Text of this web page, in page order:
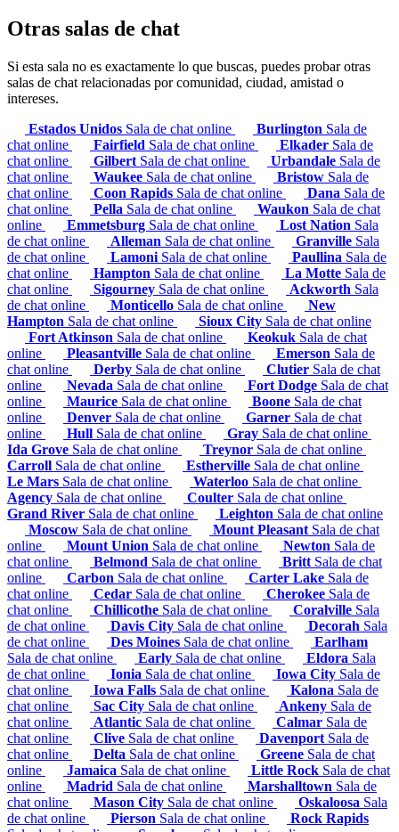
Otras salas de chat
Si esta sala no es exactamente lo que buscas, puedes probar otras
salas de chat relacionadas por comunidad, ciudad, amistad o
intereses.
Estados Unidos Sala de chat online Burlington Sala de
chat online
Fairfield Sala de chat online Elkader Sala de
chat online
Gilbert Sala de chat online Urbandale Sala de
chat online
Waukee Sala de chat online Bristow Sala de
chat online
Coon Rapids Sala de chat online Dana Sala de
chat online
Pella Sala de chat online Waukon Sala de chat
online
Emmetsburg Sala de chat online Lost Nation Sala
de chat online
Alleman Sala de chat online Granville Sala
de chat online
Lamoni Sala de chat online Paullina Sala de
chat online
Hampton Sala de chat online La Motte Sala de
chat online
Sigourney Sala de chat online Ackworth Sala
de chat online
Monticello Sala de chat online
New
Hampton Sala de chat online Sioux City Sala de chat online
Fort Atkinson Sala de chat online Keokuk Sala de chat
online
Pleasantville Sala de chat online Emerson Sala de
chat online
Derby Sala de chat online Clutier Sala de chat
online
Nevada Sala de chat online Fort Dodge Sala de chat
online
Maurice Sala de chat online Boone Sala de chat
online
Denver Sala de chat online Garner Sala de chat
online
Hull Sala de chat online Gray Sala de chat online
Ida Grove Sala de chat online Treynor Sala de chat online
Carroll Sala de chat online Estherville Sala de chat online
Le Mars Sala de chat online Waterloo Sala de chat online
Agency Sala de chat online Coulter Sala de chat online
Grand River Sala de chat online Leighton Sala de chat online
Moscow Sala de chat online Mount Pleasant Sala de chat
online
Mount Union Sala de chat online Newton Sala de
chat online
Belmond Sala de chat online Britt Sala de chat
online
Carbon Sala de chat online Carter Lake Sala de
chat online
Cedar Sala de chat online Cherokee Sala de
chat online
Chillicothe Sala de chat online Coralville Sala
de chat online
Davis City Sala de chat online Decorah Sala
de chat online
Des Moines Sala de chat online
Earlham
Sala de chat online
Early Sala de chat online Eldora Sala
de chat online
Ionia Sala de chat online Iowa City Sala de
chat online
Iowa Falls Sala de chat online Kalona Sala de
chat online
Sac City Sala de chat online Ankeny Sala de
chat online
Atlantic Sala de chat online Calmar Sala de
chat online
Clive Sala de chat online Davenport Sala de
chat online
Delta Sala de chat online Greene Sala de chat
online
Jamaica Sala de chat online Little Rock Sala de chat
online
Madrid Sala de chat online Marshalltown Sala de
chat online
Mason City Sala de chat online Oskaloosa Sala
de chat online
Pierson Sala de chat online
Rock Rapids